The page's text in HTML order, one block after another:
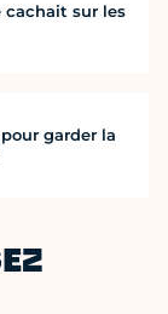
cachait sur les
garder la